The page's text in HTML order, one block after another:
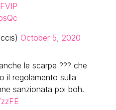
October 5, 2020
le scarpe ??? che
il regolamento sulla
sanzionata poi boh.